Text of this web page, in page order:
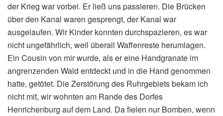
der Krieg war vorbei. Er ließ uns passieren. Die Brücken
über den Kanal waren gesprengt, der Kanal war
ausgelaufen. Wir Kinder konnten durchspazieren, es war
nicht ungefährlich, weil überall Waffenreste herumlagen.
Ein Cousin von mir wurde, als er eine Handgranate im
angrenzenden Wald entdeckt und in die Hand genommen
hatte, getötet. Die Zerstörung des Ruhrgebiets bekam ich
nicht mit, wir wohnten am Rande des Dorfes
Henrichenburg auf dem Land. Da fielen nur Bomben, wenn